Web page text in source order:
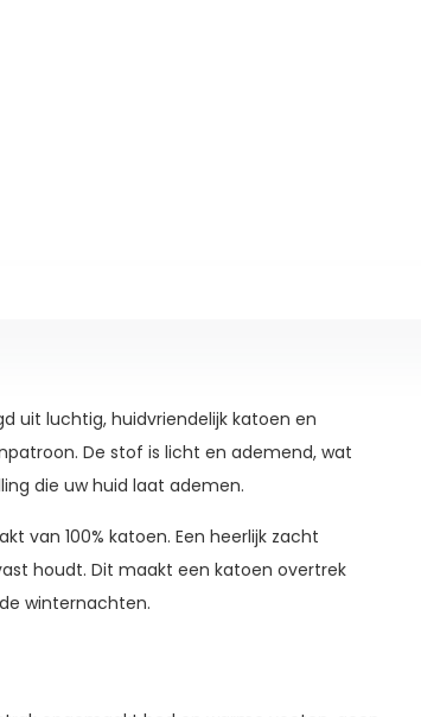
uit luchtig, huidvriendelijk katoen en
De stof is licht en ademend, wat
die uw huid laat ademen.
van 100% katoen. Een heerlijk zacht
houdt. Dit maakt een katoen overtrek
winternachten.